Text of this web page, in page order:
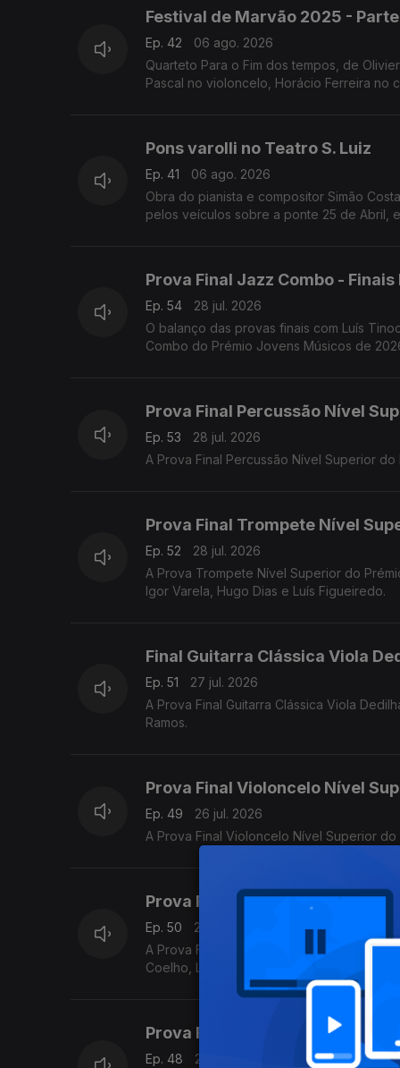
Festival de Marvão 2025 -
Ep. 42
06 ago. 2026
Quarteto Para o Fim dos tempos, de
Pascal no violoncelo, Horácio Ferreira no
Pons varolli no Teatro S. Luiz
Ep. 41
06 ago. 2026
Obra do pianista e compositor Simão
pelos veículos sobre a ponte 25 de Abril,
Prova Final Jazz Combo - Finais
Ep. 54
28 jul. 2026
O balanço das provas finais com Luís
Combo do Prémio Jovens Músicos de
Prova Final Percussão Nível
Ep. 53
28 jul. 2026
A Prova Final Percussão Nível Superior
Prova Final Trompete Nível
Ep. 52
28 jul. 2026
A Prova Trompete Nível Superior do
Igor Varela, Hugo Dias e Luís Figueiredo.
Final Guitarra Clássica Viola
Ep. 51
27 jul. 2026
A Prova Final Guitarra Clássica Viola
Ramos.
Prova Final Violoncelo Nível
Ep. 49
26 jul. 2026
A Prova Final Violoncelo Nível Superior
Prova Final de Flauta Nível Médio
Ep. 50
26 jul. 2026
A Prova Final de Flauta Nível Médio do
Coelho, Luís Matos, Pompeu José, Rafael
Prova Final Contrabaixo Nível
Ep. 48
25 jul. 2026